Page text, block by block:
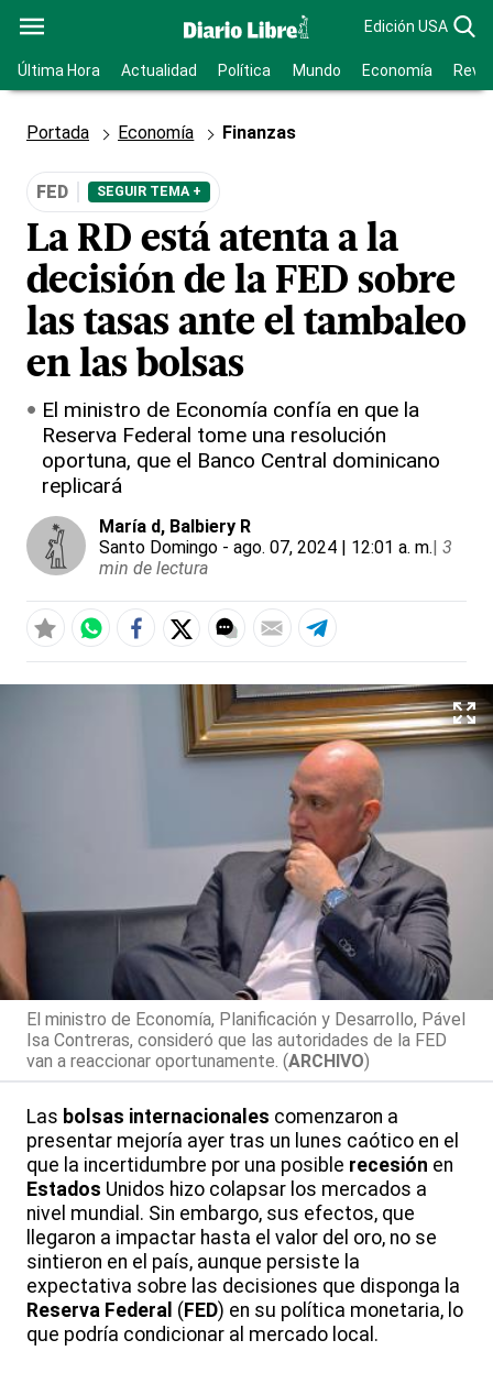
Edición USA
Última Hora Actualidad Política Mundo Economía
Portada Economía Finanzas
FED SEGUIR TEMA +
La RD está atenta a la
decisión de la FED sobre
las tasas ante el tambaleo
en las bolsas
El ministro de Economía confía en que la
Reserva Federal tome una resolución
oportuna, que el Banco Central dominicano
replicará
María d, Balbiery R
Santo Domingo - ago. 07, 2024 | 12:01 a. m.| 3
min de lectura
El ministro de Economía, Planificación y Desarrollo, Pável
Isa Contreras, consideró que las autoridades de la FED
van a reaccionar oportunamente. (ARCHIVO)
Las bolsas internacionales comenzaron a
presentar mejoría ayer tras un lunes caótico en el
que la incertidumbre por una posible recesión en
Estados Unidos hizo colapsar los mercados a
nivel mundial. Sin embargo, sus efectos, que
llegaron a impactar hasta el valor del oro, no se
sintieron en el país, aunque persiste la
expectativa sobre las decisiones que disponga la
Reserva Federal ( FED) en su política monetaria, lo
que podría condicionar al mercado local.